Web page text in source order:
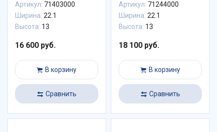
Артикул: 71403000
Ширина: 22.1
Высота: 13
16 600 руб.
В корзину
Сравнить
Артикул: 71244000
Ширина: 22.1
Высота: 13
18 100 руб.
В корзину
Сравнить